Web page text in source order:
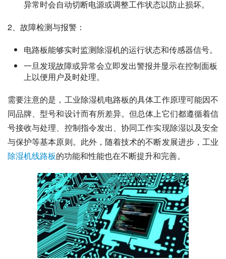
异常时会自动切断电源或调整工作状态以防止损坏。
2、故障检测与报警：
电路板能够实时监测除湿机的运行状态和传感器信号。
一旦发现故障或异常会立即发出警报并显示在控制面板
上以便用户及时处理。
需要注意的是，工业除湿机电路板的具体工作原理可能因不
同品牌、型号和设计而有所差异。但总体上它们都遵循着信
号接收与处理、控制指令发出、协同工作实现除湿以及安全
与保护等基本原则。此外，随着技术的不断发展进步，工业
除湿机线路板的功能和性能也在不断提升和完善。